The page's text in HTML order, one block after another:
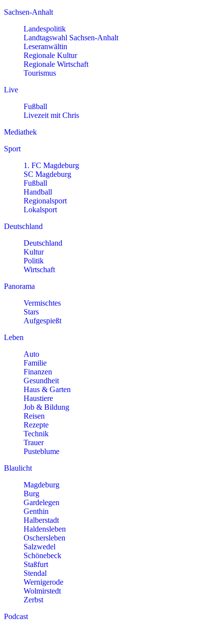
Sachsen-Anhalt
Landespolitik
Landtagswahl Sachsen-Anhalt
Leseranwältin
Regionale Kultur
Regionale Wirtschaft
Tourismus
Live
Fußball
Livezeit mit Chris
Mediathek
Sport
1. FC Magdeburg
SC Magdeburg
Fußball
Handball
Regionalsport
Lokalsport
Deutschland
Deutschland
Kultur
Politik
Wirtschaft
Panorama
Vermischtes
Stars
Aufgespießt
Leben
Auto
Familie
Finanzen
Gesundheit
Haus & Garten
Haustiere
Job & Bildung
Reisen
Rezepte
Technik
Trauer
Pusteblume
Blaulicht
Magdeburg
Burg
Gardelegen
Genthin
Halberstadt
Haldensleben
Oschersleben
Salzwedel
Schönebeck
Staßfurt
Stendal
Wernigerode
Wolmirstedt
Zerbst
Podcast